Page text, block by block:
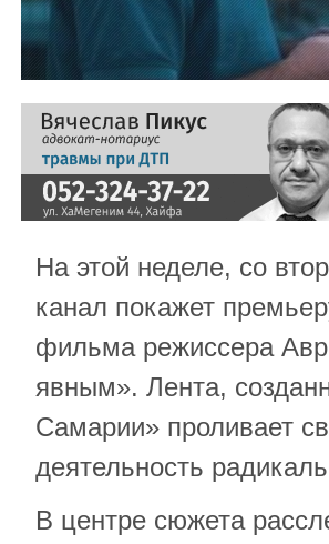
На этой неделе, со
канал покажет
фильма режиссера
явным». Лента,
Самарии» проливает
деятельность
В центре сюжета